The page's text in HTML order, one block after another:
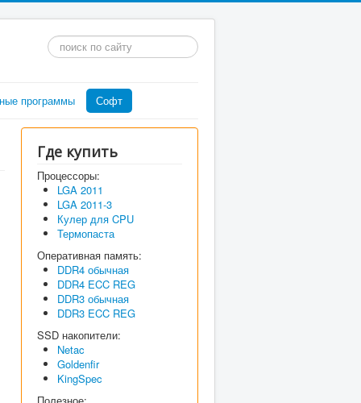
Искать...
программы Софт
Где купить
Процессоры:
LGA 2011
LGA 2011-3
Кулер для CPU
Термопаста
Оперативная память:
DDR4 обычная
DDR4 ECC REG
DDR3 обычная
DDR3 ECC REG
SSD накопители:
Netac
Goldenfir
KingSpec